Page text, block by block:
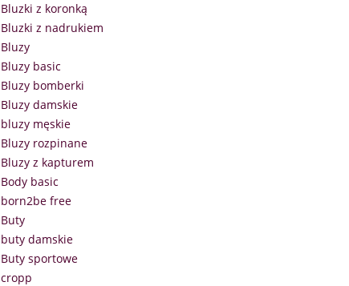
Bluzki z koronką
Bluzki z nadrukiem
Bluzy
Bluzy basic
Bluzy bomberki
Bluzy damskie
bluzy męskie
Bluzy rozpinane
Bluzy z kapturem
Body basic
born2be free
Buty
buty damskie
Buty sportowe
cropp